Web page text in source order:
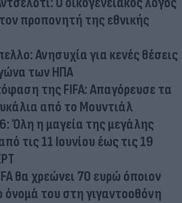
προπονητή της εθνικής
Ανησυχία για κενές θέσεις
των ΗΠΑ
της FIFA: Απαγόρευσε τα
από το Μουντιάλ
Όλη η μαγεία της μεγάλης
τις 11 Ιουνίου έως τις 19
θα χρεώνει 70 ευρώ όποιον
όνομά του στη γιγαντοοθόνη